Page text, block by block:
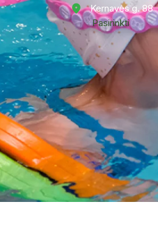
Kernavės g. 88
Pasirinkti